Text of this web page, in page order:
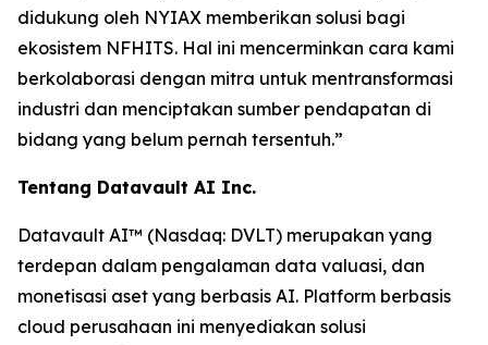
didukung oleh NYIAX memberikan solusi bagi
ekosistem NFHITS. Hal ini mencerminkan cara kami
berkolaborasi dengan mitra untuk mentransformasi
industri dan menciptakan sumber pendapatan di
bidang yang belum pernah tersentuh.”
Tentang Datavault AI Inc.
Datavault AI™ (Nasdaq: DVLT) merupakan yang
terdepan dalam pengalaman data valuasi, dan
monetisasi aset yang berbasis AI. Platform berbasis
cloud perusahaan ini menyediakan solusi